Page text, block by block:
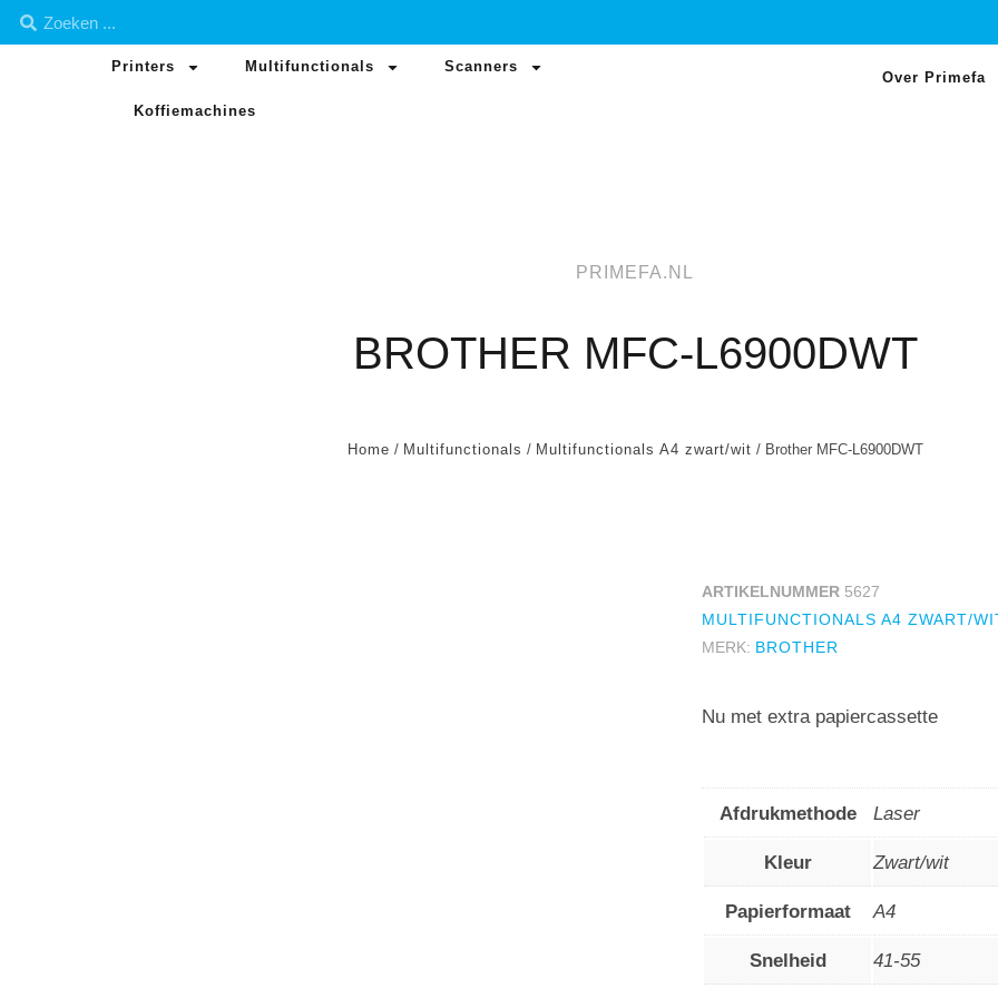
Printers Multifunctionals Scanners
Koffiemachines
Over Primefa
PRIMEFA.NL
BROTHER MFC-L6900DWT
Home / Multifunctionals / Multifunctionals A4 zwart/wit / Brother MFC-L6900DWT
ARTIKELNUMMER 5627
MULTIFUNCTIONALS A4 ZWART/
MERK: BROTHER
Nu met extra papiercassette
Afdrukmethode Laser
Kleur Zwart/wit
Papierformaat A4
Snelheid 41-55